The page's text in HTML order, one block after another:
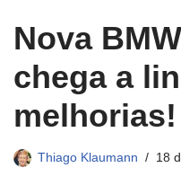
Nova
chega a
melhorias!
Thiago Klaumann 18